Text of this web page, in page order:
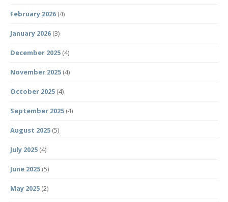
February 2026 (4)
January 2026 (3)
December 2025 (4)
November 2025 (4)
October 2025 (4)
September 2025 (4)
August 2025 (5)
July 2025 (4)
June 2025 (5)
May 2025 (2)